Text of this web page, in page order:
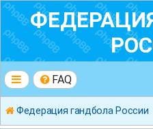
FAQ
Федерация гандбола России